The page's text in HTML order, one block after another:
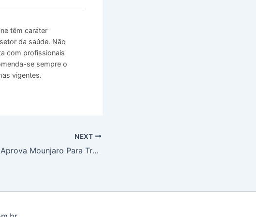
têm caráter
da saúde. Não
com profissionais
se sempre o
vigentes.
NEXT
Anvisa Aprova Mounjaro Para Tratamento de Apneia do Sono